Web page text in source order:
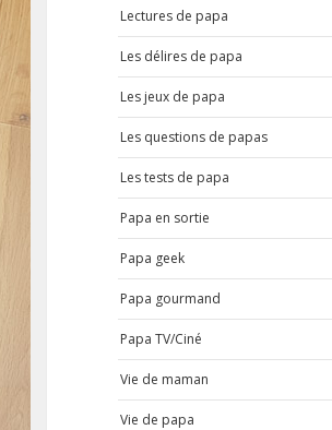
Lectures de papa
Les délires de papa
Les jeux de papa
Les questions de papas
Les tests de papa
Papa en sortie
Papa geek
Papa gourmand
Papa TV/Ciné
Vie de maman
Vie de papa